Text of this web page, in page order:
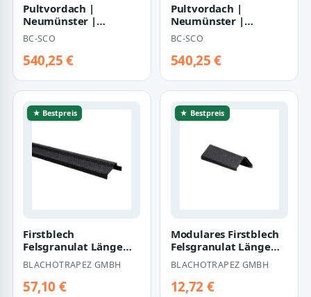
Pultvordach |
Neumünster |
Edelstahloptik
BC-SCO
540,25 €
Pultvordach |
Neumünster |
anthrazit
BC-SCO
540,25 €
★ Bestpreis
Firstblech
Felsgranulat Länge
1988 mm
BLACHOTRAPEZ GMBH
57,10 €
★ Bestpreis
Modulares Firstblech
Felsgranulat Länge
395 mm
BLACHOTRAPEZ GMBH
12,72 €